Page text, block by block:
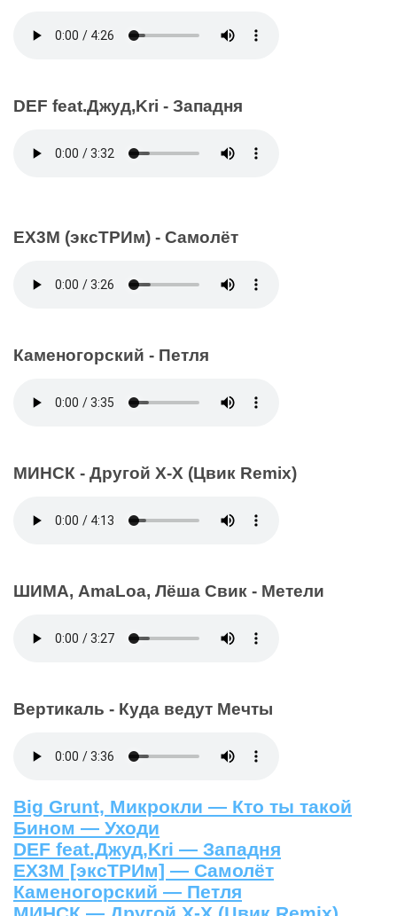
DEF feat.Джуд,Kri - Западня
EX3M (эксТРИм) - Самолёт
Каменогорский - Петля
МИНСК - Другой Х-Х (Цвик Remix)
ШИМА, AmaLoa, Лёша Свик - Метели
Вертикаль - Куда ведут Мечты
Big Grunt, Микрокли — Кто ты такой
Бином — Уходи
DEF feat.Джуд,Kri — Западня
EX3M [эксТРИм] — Самолёт
Каменогорский — Петля